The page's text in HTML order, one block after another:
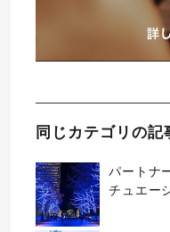
同じカテゴリの記
パートナ
チュエー